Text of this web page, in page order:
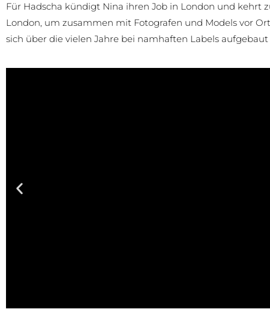
Für Hadscha kündigt Nina ihren Job in London und kehrt
London, um zusammen mit Fotografen und Models vor
sich über die vielen Jahre bei namhaften Labels